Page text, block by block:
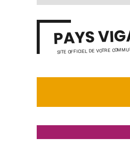
PAYS
SITE OFFICIEL DE VOTRE